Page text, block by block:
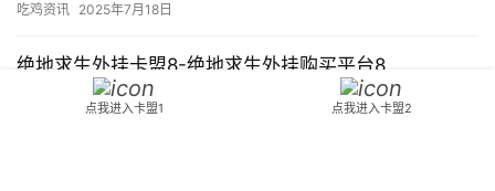
吃鸡资讯 2025年7月18日
绝地求生外挂卡盟8-绝地求生外挂购买平台8
提供最新绝地求生外挂卡盟8资源，安全稳定，快速提升游戏体验。
点我进入卡盟1 点我进入卡盟2